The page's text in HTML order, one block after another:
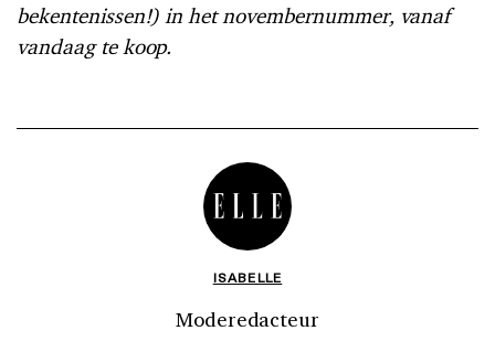
bekentenissen!) in het novembernummer, vanaf
vandaag te koop.
ISABELLE
Moderedacteur